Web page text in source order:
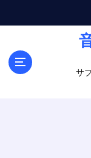
音楽を語
サ